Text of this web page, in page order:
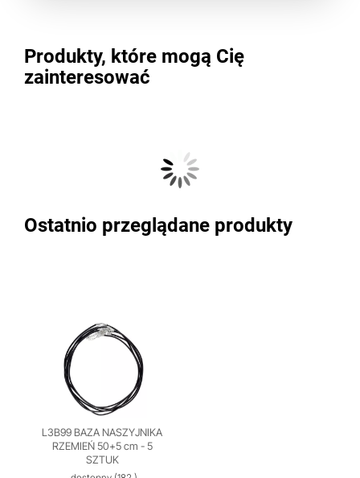
Produkty, które mogą Cię
zainteresować
Ostatnio przeglądane produkty
L3B99 BAZA NASZYJNIKA
RZEMIEŃ 50+5 cm - 5
SZTUK